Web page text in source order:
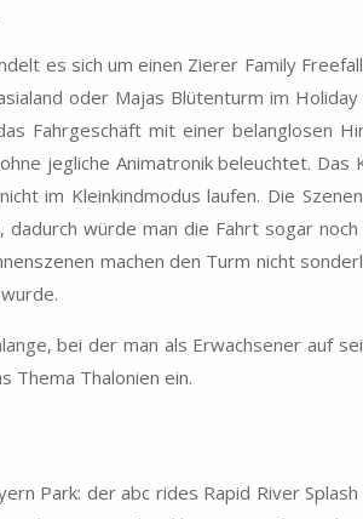
es sich um einen Zierer Family
oder Majas Blütenturm im
Fahrgeschäft mit einer belanglosen
jegliche Animatronik beleuchtet. Das
im Kleinkindmodus laufen. Die
würde man die Fahrt sogar
machen den Turm nicht
bei der man als Erwachsener auf
Thema Thalonien ein.
Park: der abc rides Rapid River